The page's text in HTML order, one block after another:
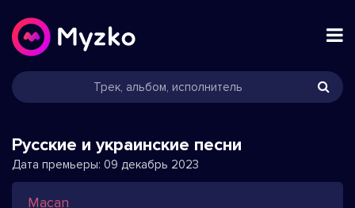
Русские и украинские песни
Дата премьеры: 09 декабрь 2023
Macan